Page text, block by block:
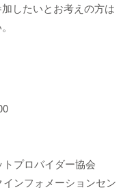
したいとお考えの方は
プロバイダー協会
ンフォメーションセン